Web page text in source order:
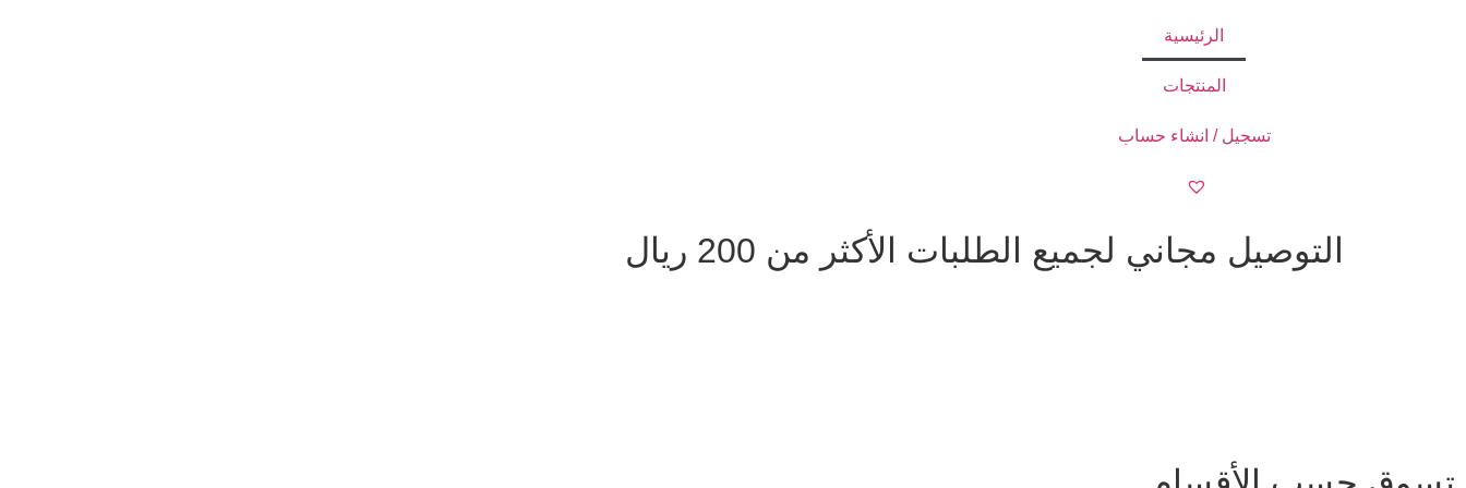
الرئيسية
المنتجات
تسجيل / انشاء حساب
التوصيل مجاني لجميع الطلبات الأكثر من 200 ريال